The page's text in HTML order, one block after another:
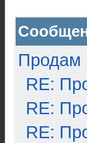
Продам
RE:
RE:
RE: